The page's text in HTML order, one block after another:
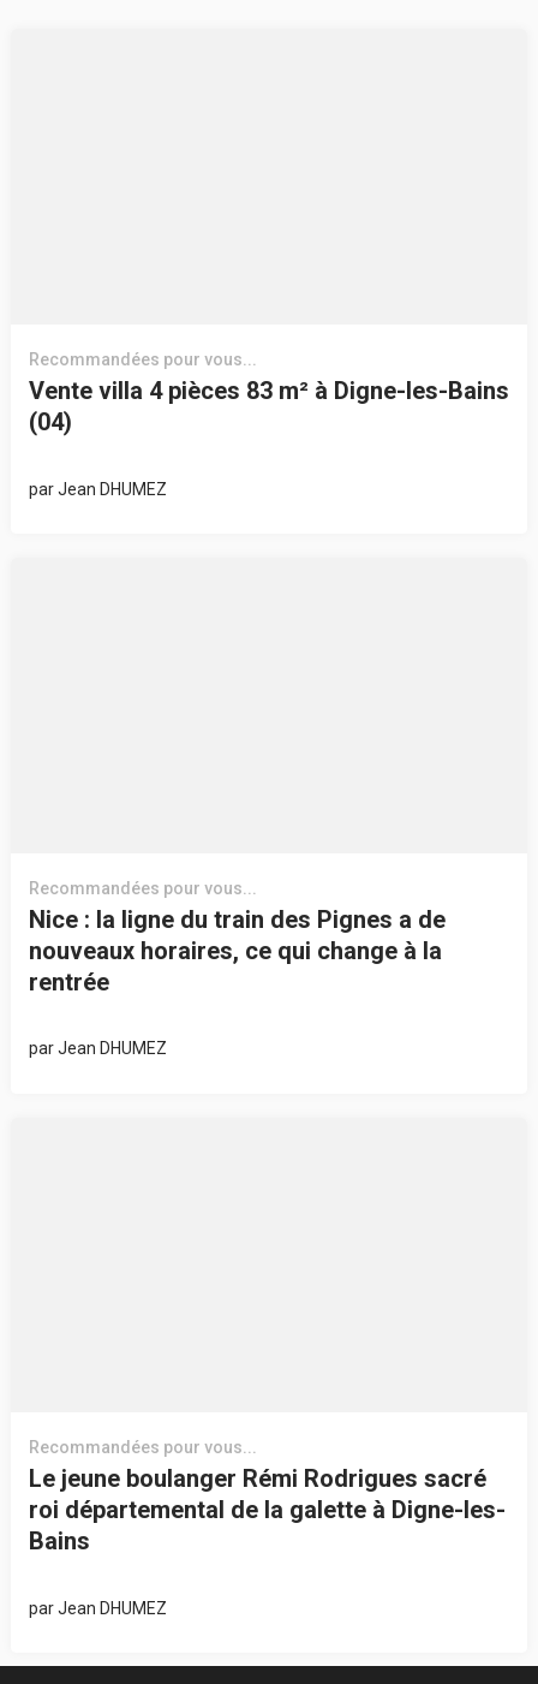
Recommandées pour vous...
Vente villa 4 pièces 83 m² à Digne-les-Bains
(04)
parJean DHUMEZ
Recommandées pour vous...
Nice : la ligne du train des Pignes a de
nouveaux horaires, ce qui change à la
rentrée
parJean DHUMEZ
Recommandées pour vous...
Le jeune boulanger Rémi Rodrigues sacré
roi départemental de la galette à Digne-les-
Bains
parJean DHUMEZ